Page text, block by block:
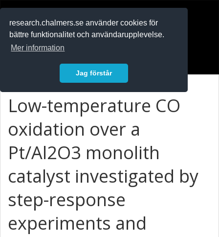
research.chalmers.se använder cookies för
bättre funktionalitet och användarupplevelse.
Mer information
Jag förstår
Low-temperature CO
oxidation over a
Pt/Al2O3 monolith
catalyst investigated by
step-response
experiments and